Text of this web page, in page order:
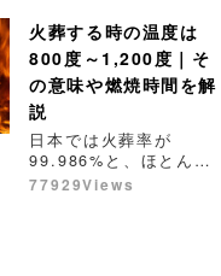
火葬する時の温度は
800度～1,200度｜そ
の意味や燃焼時間を解
説
日本では火葬率が
99.986%と、ほとん…
77929Views